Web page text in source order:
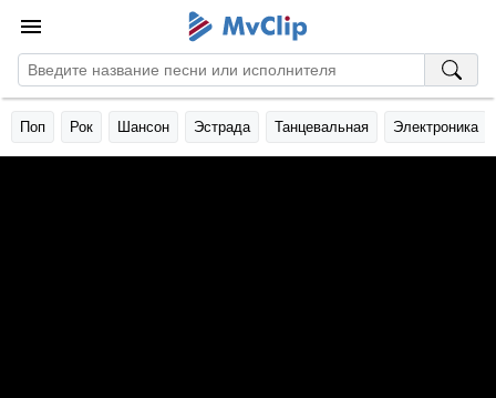
Поп Рок Шансон Эстрада Танцевальная Электроника